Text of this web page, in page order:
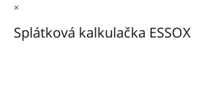
×
Splátková kalkulačka ESSOX